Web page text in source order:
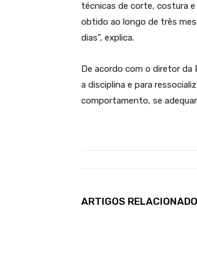
técnicas de corte, costura
obtido ao longo de três
dias”, explica.
De acordo com o diretor da
a disciplina e para
comportamento, se
ARTIGOS